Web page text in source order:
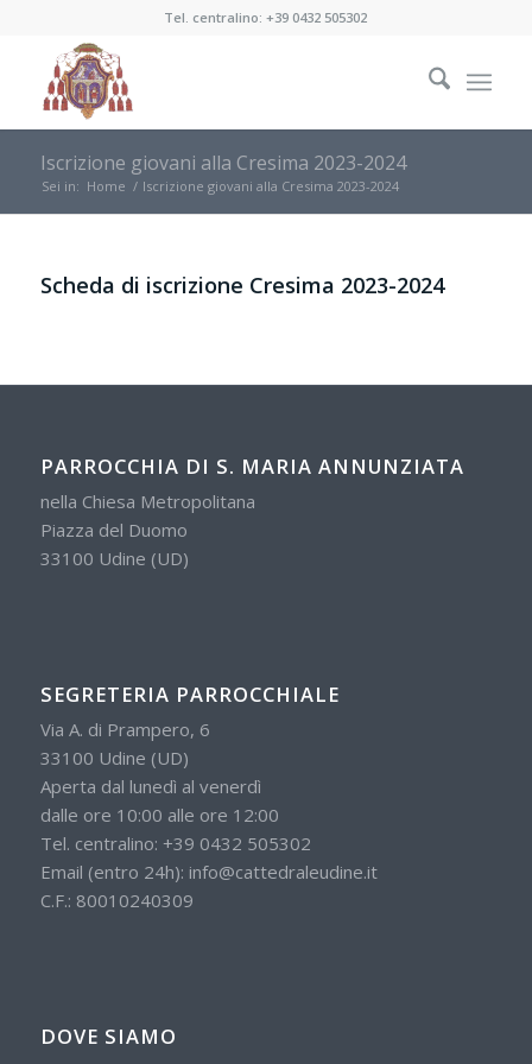
Tel. centralino:+39 0432 505302
Iscrizione giovani alla Cresima 2023-2024
Sei in: Home / Iscrizione giovani alla Cresima 2023-2024
Scheda di iscrizione Cresima 2023-2024
PARROCCHIA DI S. MARIA ANNUNZIATA
nella Chiesa Metropolitana
Piazza del Duomo
33100 Udine (UD)
SEGRETERIA PARROCCHIALE
Via A. di Prampero, 6
33100 Udine (UD)
Aperta dal lunedì al venerdì
dalle ore 10:00 alle ore 12:00
Tel. centralino: +39 0432 505302
Email (entro 24h): info@cattedraleudine.it
C.F.: 80010240309
DOVE SIAMO